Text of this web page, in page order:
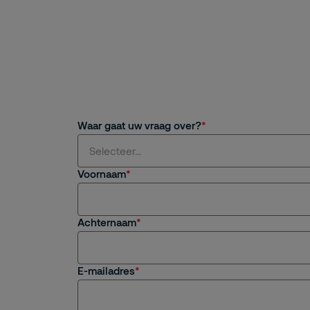
Waar gaat uw vraag over?
Selecteer...
Ik wil meer informatie over
Voornaam
Achternaam
E-mailadres